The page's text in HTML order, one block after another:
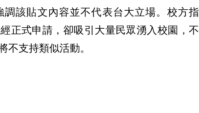
該貼文內容並不代表台大立場。校方指
正式申請，卻吸引大量民眾湧入校園，不
不支持類似活動。